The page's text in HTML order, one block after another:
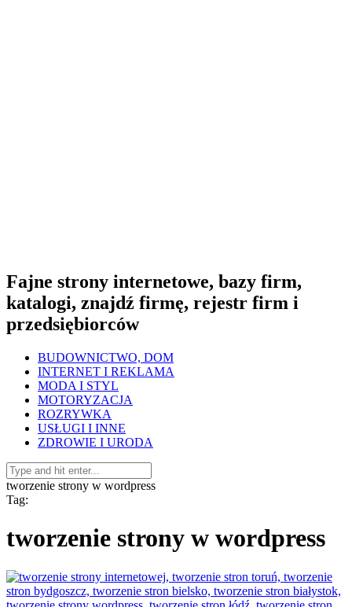
Fajne strony internetowe, bazy firm,
katalogi, znajdź firmę, rejestr firm i
przedsiębiorców
BUDOWNICTWO, DOM
INTERNET I REKLAMA
MODA I STYL
MOTORYZACJA
ROZRYWKA
USŁUGI I INNE
ZDROWIE I URODA
tworzenie strony w wordpress
Tag:
tworzenie strony w wordpress